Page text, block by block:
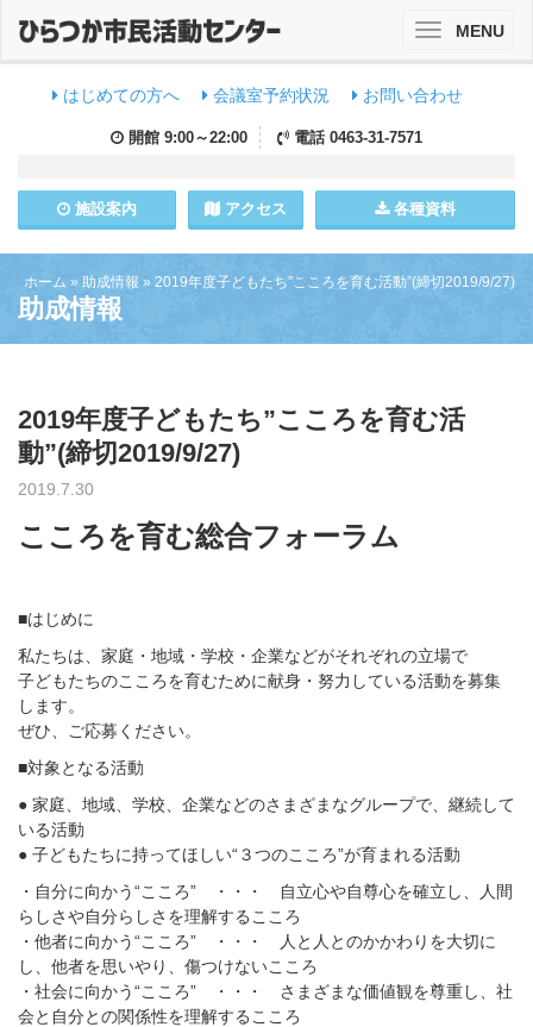
はじめての方へ 会議室予約状況 お問い合わせ
開館 9:00～22:00 電話 0463-31-7571
施設案内 アクセス 各種資料
ToggleMENU
ホーム » 助成情報 » 2019年度子どもたち”こころを育む活動”(締切2019/9/27)
助成情報
2019年度子どもたち”こころを育む活
動”(締切2019/9/27)
2019.7.30
こころを育む総合フォーラム
■はじめに
私たちは、家庭・地域・学校・企業などがそれぞれの立場で
子どもたちのこころを育むために献身・努力している活動を募集
します。
ぜひ、ご応募ください。
■対象となる活動
● 家庭、地域、学校、企業などのさまざまなグループで、継続して
いる活動
● 子どもたちに持ってほしい“３つのこころ”が育まれる活動
・自分に向かう“こころ” ・・・ 自立心や自尊心を確立し、人間
らしさや自分らしさを理解するこころ
・他者に向かう“こころ” ・・・ 人と人とのかかわりを大切に
し、他者を思いやり、傷つけないこころ
・社会に向かう“こころ” ・・・ さまざまな価値観を尊重し、社
会と自分との関係性を理解するこころ